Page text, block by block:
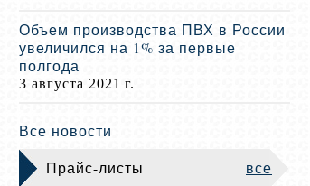
Объем производства ПВХ в России
увеличился на 1% за первые
полгода
3 августа 2021 г.
Все новости
Прайс-листы
все